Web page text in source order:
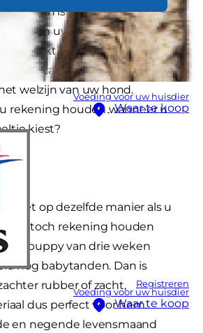
Voeding voor uw huisdier
Waar te koop
Registreren
Voeding voor uw huisdier
Waar te koop
kiezen is dan ook een
van uw band. Of u hem nu
toekijkt terwijl hij in het rond
entertainen: speeltjes zijn
welzijn van uw hond.
rekening houden wanneer u
kiest?
niet op dezelfde manier als u
u toch rekening houden
Een puppy van drie weken
nog babytanden. Dan is
rubber of zacht,
dus perfect voor hem.
en negende levensmaand